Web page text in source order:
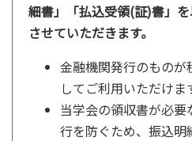
細書」「払込受領(証)書」
させていただきます。
金融機関発行のものが
してご利用いただけま
当学会の領収書が必
行を防ぐため、振込